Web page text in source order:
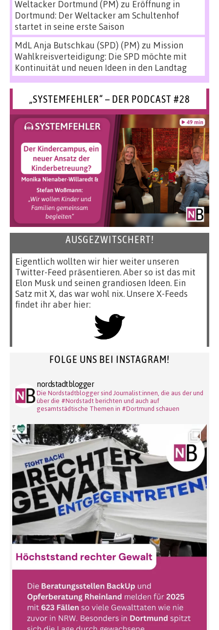
Weltacker Dortmund (PM) zu Eröffnung in
Dortmund: Der Weltacker am Schultenhof
startet in seine erste Saison
MdL Anja Butschkau (SPD) (PM) zu Mission
Wahlkreisverteidigung: Die SPD möchte mit
Kontinuität und neuen Ideen in den Landtag
„SYSTEMFEHLER“ – DER PODCAST #28
AUSGEZWITSCHERT!
Eigentlich wollten wir hier weiter unseren
Twitter-Feed präsentieren. Aber so ist das mit
Elon Musk und seinen grandiosen Ideen. Ein
Satz mit X, das war wohl nix. Unsere X-Feeds
findet ihr aber hier:
FOLGE UNS BEI INSTAGRAM!
nordstadtblogger
Die Nordstadtblogger sind Journalist:innen, die aus der und
über die #Nordstadt berichten und auch auf
gesamtstädtische Themen in #Dortmund schauen